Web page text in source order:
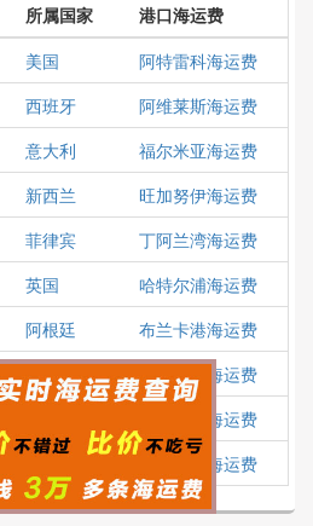
所属国家
港口海运费
美国
阿特雷科海运费
西班牙
阿维莱斯海运费
意大利
福尔米亚海运费
新西兰
旺加努伊海运费
菲律宾
丁阿兰湾海运费
英国
哈特尔浦海运费
阿根廷
布兰卡港海运费
哈萨克斯坦
阿斯塔纳海运费
莫尔费塔海运费
土耳其 阿利亚加海运费